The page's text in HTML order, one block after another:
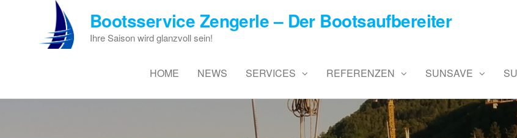
Bootsservice Zengerle – Der Bootsaufbereiter
Ihre Saison wird glanzvoll sein!
HOME NEWS SERVICES REFERENZEN SUNSAVE